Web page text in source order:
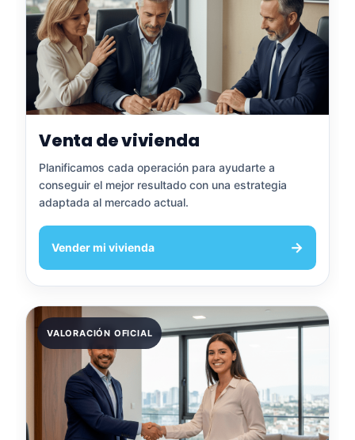
Venta de vivienda
Planificamos cada operación para ayudarte a
conseguir el mejor resultado con una estrategia
adaptada al mercado actual.
Vender mi vivienda →
VALORACIÓN OFICIAL